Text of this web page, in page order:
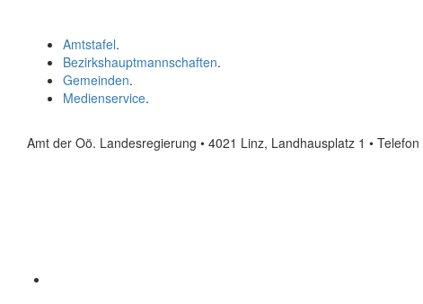
Amtstafel.
Bezirkshauptmannschaften.
Gemeinden.
Medienservice.
Amt der Oö. Landesregierung • 4021 Linz, Landhausplatz 1 • Telefon